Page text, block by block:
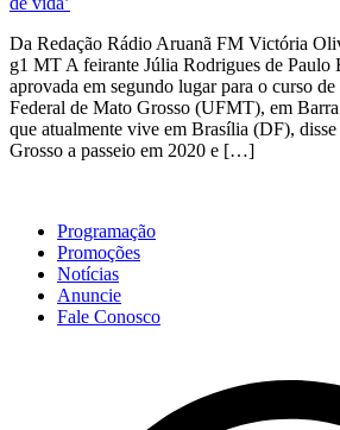
Da Redação Rádio Aruanã FM Victória
g1 MT A feirante Júlia Rodrigues de Paulo
aprovada em segundo lugar para o curso
Federal de Mato Grosso (UFMT), em
que atualmente vive em Brasília (DF),
Grosso a passeio em 2020 e […]
Programação
Promoções
Notícias
Anuncie
Fale Conosco